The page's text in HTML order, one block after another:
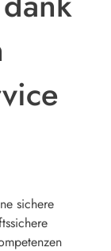
sichere